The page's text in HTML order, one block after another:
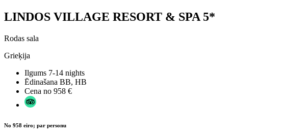
LINDOS VILLAGE RESORT & SPA 5*
Rodas sala
Grieķija
Ilgums 7-14 nights
Ēdinašana BB, HB
Cena no 958 €
No 958 eiro; par personu